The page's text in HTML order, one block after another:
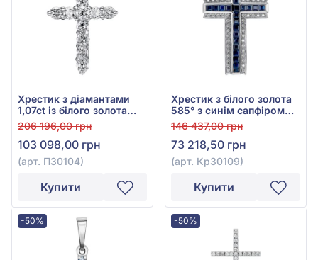
Хрестик з діамантами
1,07ct із білого золота
750°, арт. П30104
206 196,00 грн
103 098,00 грн
(арт. П30104)
Купити
Хрестик з білого золота
585° з синім сапфіром
2,76ct та діамантом
0,25ct, арт. Кр30109
146 437,00 грн
73 218,50 грн
(арт. Кр30109)
Купити
-50% -50%